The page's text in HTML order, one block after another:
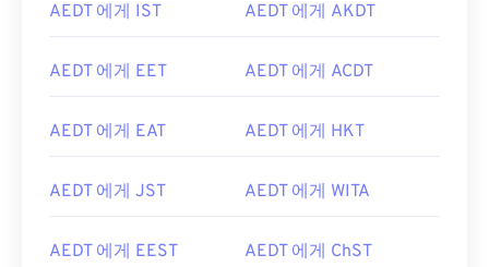
AEDT 에게 IST AEDT 에게 AKDT
AEDT 에게 EET AEDT 에게 ACDT
AEDT 에게 EAT AEDT 에게 HKT
AEDT 에게 JST AEDT 에게 WITA
AEDT 에게 EEST AEDT 에게 ChST